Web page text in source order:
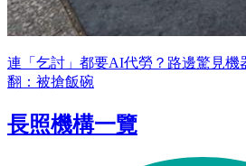
連「乞討」都要AI代勞？路邊驚見機
翻：被搶飯碗
長照機構一覽